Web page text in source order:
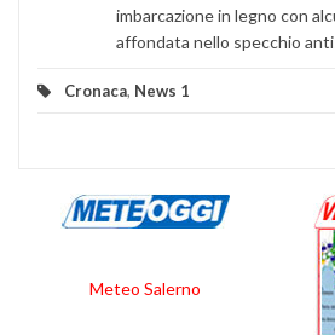
imbarcazione in legno con
affondata nello specchio
Cronaca, News 1
Meteo Salerno